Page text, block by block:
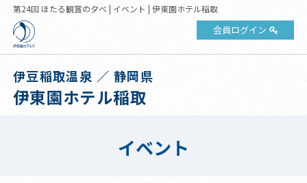
第24回 ほたる観賞の夕べ | イベント | 伊東園ホテル稲取
会員ログイン
伊豆稲取温泉 ／ 静岡県
伊東園ホテル稲取
イベント